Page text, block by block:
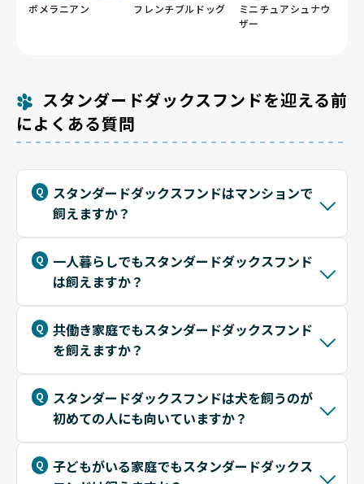
ポメラニアン フレンチブルドッグ
ミニチュアシュナウ
ザー
スタンダードダックスフンドを迎える前
によくある質問
スタンダードダックスフンドはマンションで
飼えますか？
一人暮らしでもスタンダードダックスフンド
は飼えますか？
共働き家庭でもスタンダードダックスフンド
を飼えますか？
スタンダードダックスフンドは犬を飼うのが
初めての人にも向いていますか？
子どもがいる家庭でもスタンダードダックス